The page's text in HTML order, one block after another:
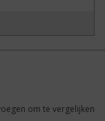
om te vergelijken